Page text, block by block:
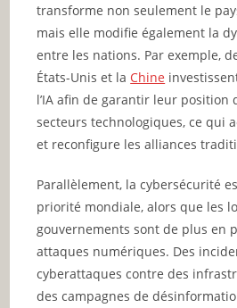
transforme non seulement le
mais elle modifie également la
entre les nations. Par exemple,
États-Unis et la Chine
l’IA afin de garantir leur position
secteurs technologiques, ce qui
et reconfigure les alliances
Parallèlement, la cybersécurité
priorité mondiale, alors que les
gouvernements sont de plus en
attaques numériques. Des
cyberattaques contre des
des campagnes de